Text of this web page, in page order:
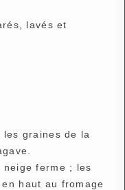
lavés et
graines de la
ferme ; les
haut au fromage